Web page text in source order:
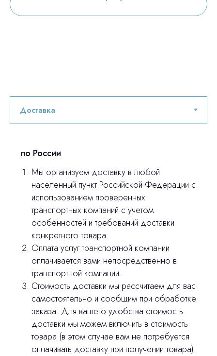
по России
Мы организуем доставку в любой
населенный пункт Российской Федерации с
использованием проверенных
транспортных компаний с учетом
особенностей и требований доставки
конкретного товара.
Оплата услуг транспортной компании
оплачивается вами непосредственно в
транспортной компании.
Стоимость доставки мы рассчитаем для вас
самостоятельно и сообщим при обработке
заказа. Для вашего удобства стоимость
доставки мы можем включить в стоимость
товара (в этом случае вам не потребуется
оплачивать доставку при получении товара).
Остались вопросы
оставьте контакты, мы свяжемся и
ответим на все вопросы
© 2024 ЛС Дентал Групп
Главная
Продукция